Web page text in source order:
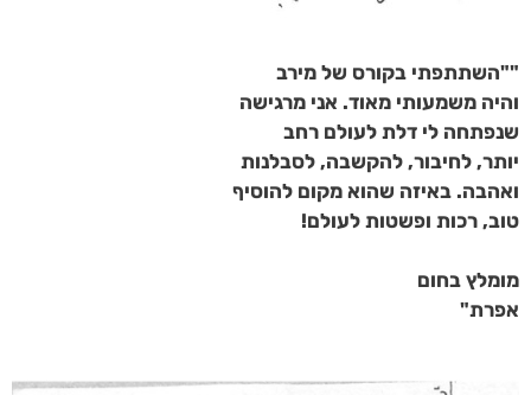
""השתתפתי בקורס של מירב
והיה משמעותי מאוד. אני מרגישה
שנפתחה לי דלת לעולם רחב
יותר, לחיבור, להקשבה, לסבלנות
ואהבה. באיזה שהוא מקום להוסיף
טוב, רכות ופשטות לעולם!
מומלץ בחום
אפרת"